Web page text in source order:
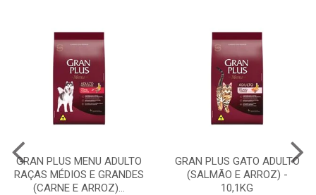
GRAN PLUS MENU ADULTO
RAÇAS MÉDIOS E GRANDES
(CARNE E ARROZ)...
GRAN PLUS GATO ADULTO
(SALMÃO E ARROZ) -
10,1KG